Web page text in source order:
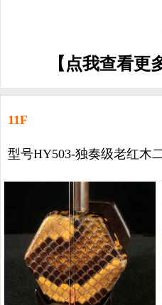
【点我查看更
11F
型号HY503-独奏级老红木